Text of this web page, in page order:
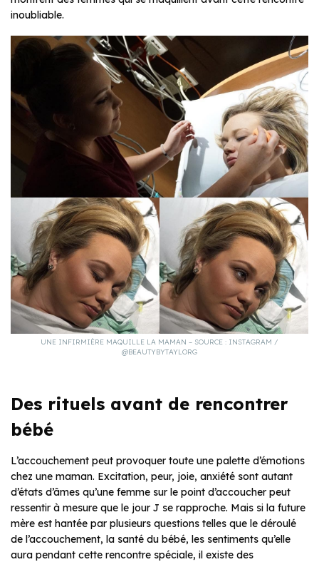
inoubliable.
UNE INFIRMIÈRE MAQUILLE LA MAMAN – SOURCE : INSTAGRAM /
@BEAUTYBYTAYLORG
Des rituels avant de rencontrer
bébé
L’accouchement peut provoquer toute une palette d’émotions
chez une maman. Excitation, peur, joie, anxiété sont autant
d’états d’âmes qu’une femme sur le point d’accoucher peut
ressentir à mesure que le jour J se rapproche. Mais si la future
mère est hantée par plusieurs questions telles que le déroulé
de l’accouchement, la santé du bébé, les sentiments qu’elle
aura pendant cette rencontre spéciale, il existe des